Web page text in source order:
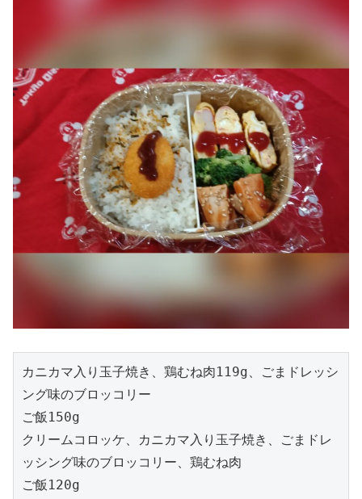
カニカマ入り玉子焼き、鶏むね肉119g、ごまドレッシ
ング味のブロッコリー
ご飯150g
クリームコロッケ、カニカマ入り玉子焼き、ごまドレ
ッシング味のブロッコリー、鶏むね肉
ご飯120g